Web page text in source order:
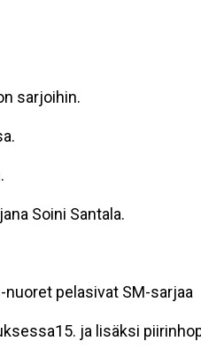
sarjoihin.
Soini Santala.
pelasivat SM-sarjaa
ja lisäksi